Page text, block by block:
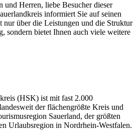
und Herren, liebe Besucher dieser
informiert Sie auf seinen
nur über die Leistungen und die Struktur
sondern bietet Ihnen auch viele weitere
(HSK) ist mit fast 2.000
der flächengrößte Kreis und
Sauerland, der größten
Urlaubsregion in Nordrhein-Westfalen.